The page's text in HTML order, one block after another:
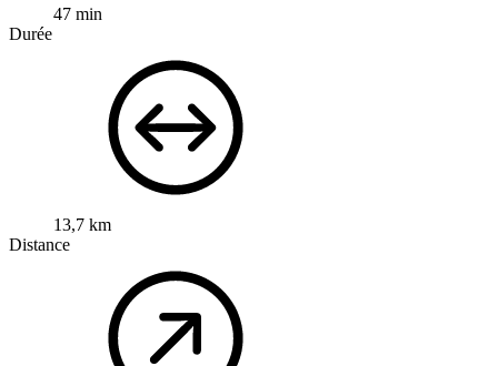
47 min
Durée
13,7 km
Distance